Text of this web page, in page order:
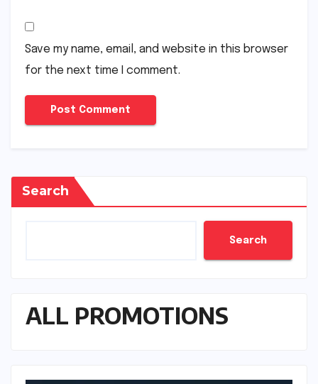
Save my name, email, and website in this browser
for the next time I comment.
Search
Search
ALL PROMOTIONS